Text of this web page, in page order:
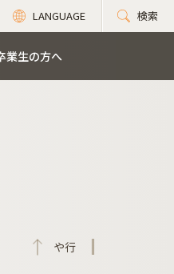
LANGUAGE 検索
業生の方へ
や行